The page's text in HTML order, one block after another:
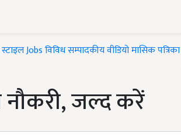
Jobsविविधसम्पादकीयवीडियोमासिक पत्रिका
नौकरी, जल्द करें